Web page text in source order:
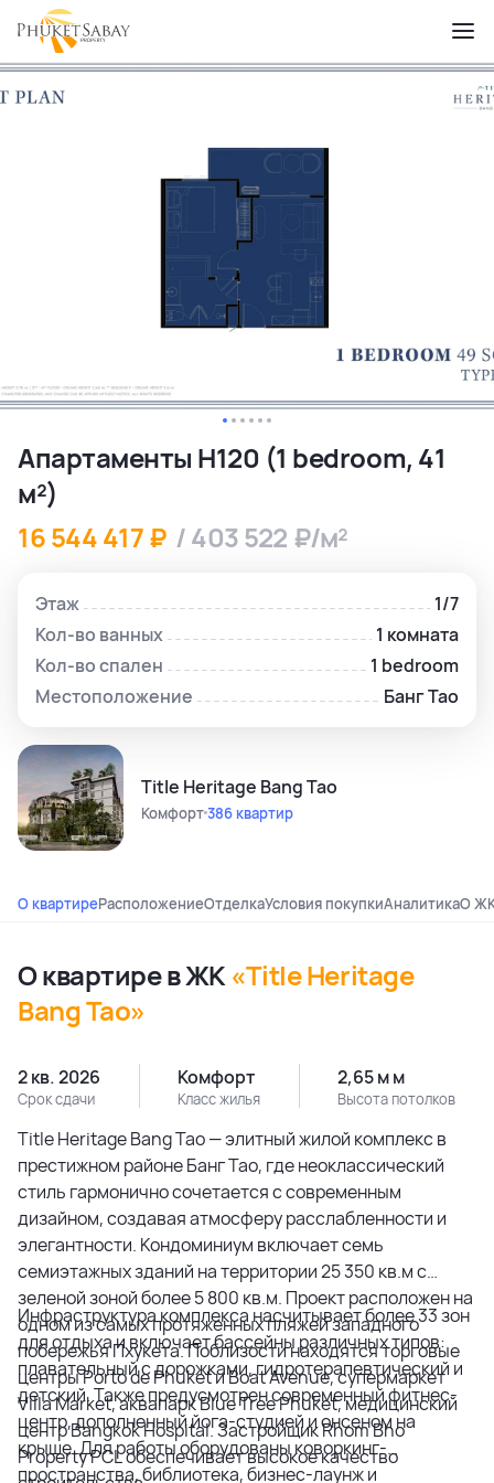
Апартаменты H120 (1 bedroom, 41
м²)
16 544 417 ₽ / 403 522 ₽/м²
Этаж
1/7
Кол-во ванных
1 комната
Кол-во спален
1 bedroom
Местоположение
Банг Тао
Title Heritage Bang Tao
Комфорт386 квартир
О квартиреРасположениеОтделкаУсловия покупкиАналитикаО
О квартире в ЖК «Title Heritage
Bang Tao»
2 кв. 2026
Срок сдачи
Комфорт
Класс жилья
2,65 м м
Высота потолков
Title Heritage Bang Tao — элитный жилой комплекс в
престижном районе Банг Тао, где неоклассический
стиль гармонично сочетается с современным
дизайном, создавая атмосферу расслабленности и
элегантности. Кондоминиум включает семь
семиэтажных зданий на территории 25 350 кв.м с
зеленой зоной более 5 800 кв.м. Проект расположен на
одном из самых протяженных пляжей западного
побережья Пхукета. Поблизости находятся торговые
центры Porto de Phuket и Boat Avenue, супермаркет
Villa Market, аквапарк Blue Tree Phuket, медицинский
центр Bangkok Hospital. Застройщик Rhom Bho
Property PCL обеспечивает высокое качество
Инфраструктура комплекса насчитывает более 33 зон
для отдыха и включает бассейны различных типов:
плавательный с дорожками, гидротерапевтический и
детский. Также предусмотрен современный фитнес-
центр, дополненный йога-студией и онсеном на
крыше. Для работы оборудованы коворкинг-
пространства, библиотека, бизнес-лаунж и